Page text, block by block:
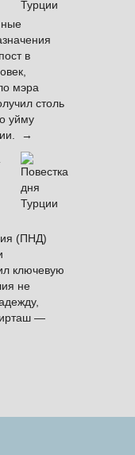
в
мэра
столь
уйму
→
(ПНД)
ключевую
не
—